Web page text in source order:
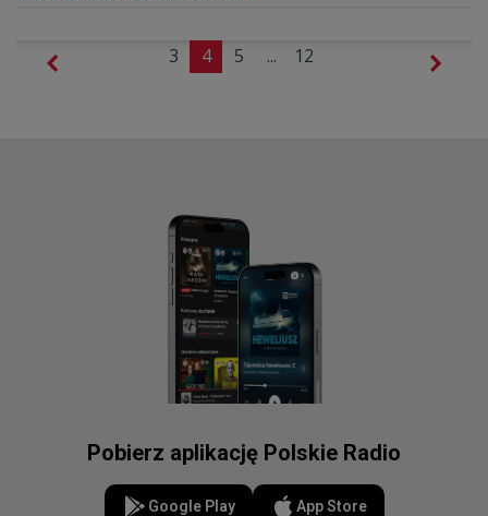
3 4 5 ... 12
Pobierz aplikację Polskie Radio
Google Play App Store